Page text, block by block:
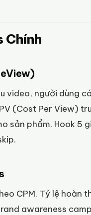
Chính
người dùng
(Cost Per View)
sản phẩm. Hook 5
CPM. Tỷ lệ hoàn
awareness